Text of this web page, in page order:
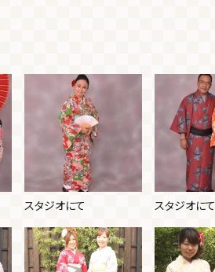
スタジオにて スタジオにて